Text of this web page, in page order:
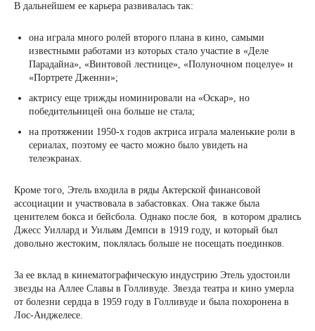
В дальнейшем ее карьера развивалась так:
она играла много ролей второго плана в кино, самыми
известными работами из которых стало участие в «Деле
Парадайна», «Винтовой лестнице», «Полуночном поцелуе» и
«Портрете Дженни»;
актрису еще трижды номинировали на «Оскар», но
победительницей она больше не стала;
на протяжении 1950-х годов актриса играла маленькие роли в
сериалах, поэтому ее часто можно было увидеть на
телеэкранах.
Кроме того, Этель входила в ряды Актерской финансовой
ассоциации и участвовала в забастовках. Она также была
ценителем бокса и бейсбола. Однако после боя, в котором дрались
Джесс Уиллард и Уильям Демпси в 1919 году, и который был
довольно жестоким, поклялась больше не посещать поединков.
За ее вклад в кинематографическую индустрию Этель удостоили
звезды на Аллее Славы в Голливуде. Звезда театра и кино умерла
от болезни сердца в 1959 году в Голливуде и была похоронена в
Лос-Анджелесе.